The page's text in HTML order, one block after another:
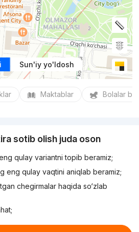
Sun'iy yo'ldosh
Maktablar Bolalar
sotib olish juda oson
qulay variantni topib beramiz;
eng qulay vaqtini aniqlab beramiz;
chegirmalar haqida so‘zlab